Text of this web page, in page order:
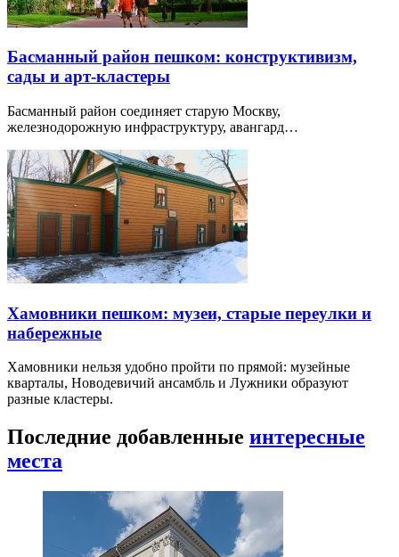
Басманный район пешком: конструктивизм,
сады и арт-кластеры
Басманный район соединяет старую Москву,
железнодорожную инфраструктуру, авангард…
Хамовники пешком: музеи, старые переулки и
набережные
Хамовники нельзя удобно пройти по прямой: музейные
кварталы, Новодевичий ансамбль и Лужники образуют
разные кластеры.
Последние добавленные интересные
места